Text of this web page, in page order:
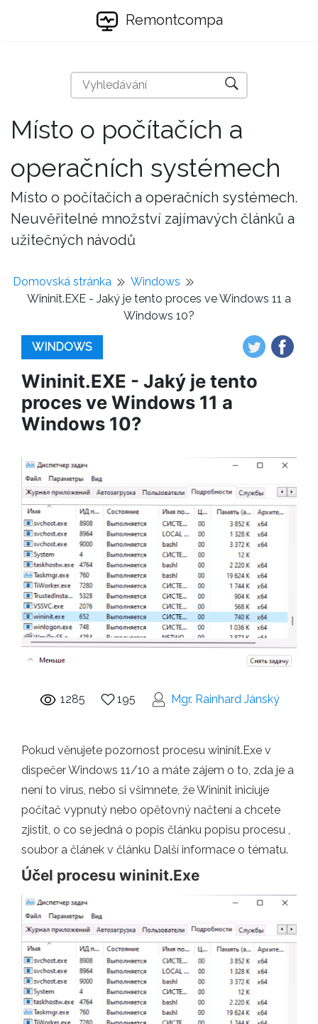
Remontcompa
Místo o počítačích a
operačních systémech
Místo o počítačích a operačních systémech.
Neuvěřitelné množství zajímavých článků a
užitečných návodů
Domovská stránka
Windows
Wininit.EXE - Jaký je tento proces ve Windows 11 a
Windows 10?
WINDOWS
Wininit.EXE - Jaký je tento
proces ve Windows 11 a
Windows 10?
1285 195 Mgr. Rainhard Jánský
Pokud věnujete pozornost procesu wininit.Exe v
dispečer Windows 11/10 a máte zájem o to, zda je a
není to virus, nebo si všimnete, že Wininit iniciuje
počítač vypnutý nebo opětovný načtení a chcete
zjistit, o co se jedná o popis článku popisu procesu ,
soubor a článek v článku Další informace o tématu.
Účel procesu wininit.Exe